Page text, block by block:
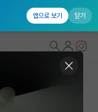
앱으로 보기 닫기